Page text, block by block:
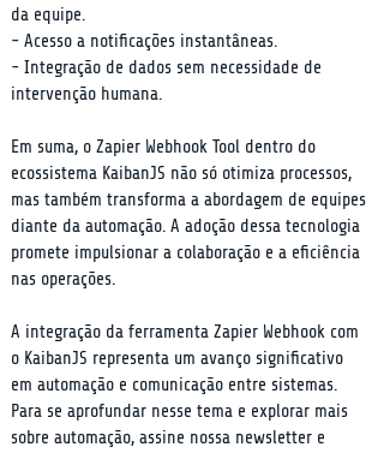
da equipe.
- Acesso a notificações instantâneas.
- Integração de dados sem necessidade de
intervenção humana.
Em suma, o Zapier Webhook Tool dentro do
ecossistema KaibanJS não só otimiza processos,
mas também transforma a abordagem de equipes
diante da automação. A adoção dessa tecnologia
promete impulsionar a colaboração e a eficiência
nas operações.
A integração da ferramenta Zapier Webhook com
o KaibanJS representa um avanço significativo
em automação e comunicação entre sistemas.
Para se aprofundar nesse tema e explorar mais
sobre automação, assine nossa newsletter e